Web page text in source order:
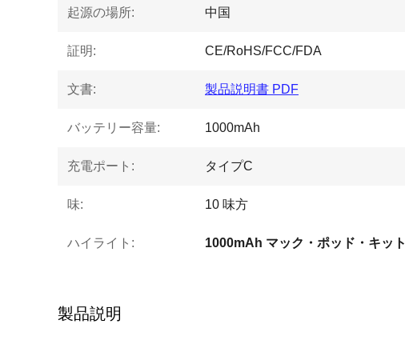
起源の場所: 中国
証明: CE/RoHS/FCC/FDA
文書: 製品説明書 PDF
バッテリー容量: 1000mAh
充電ポート: タイプC
味: 10 味方
ハイライト: 1000mAh マック・ポッド・キット
製品説明